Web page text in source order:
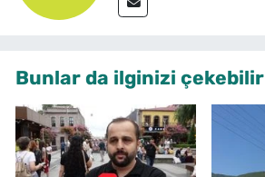
Bunlar da ilginizi çekebilir